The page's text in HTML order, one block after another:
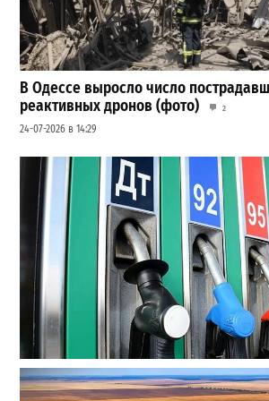
В Одессе выросло число
реактивных дронов (фото)
2
24-07-2026 в 14:29
Неприятный сюрприз для
снова взлетели цены
2